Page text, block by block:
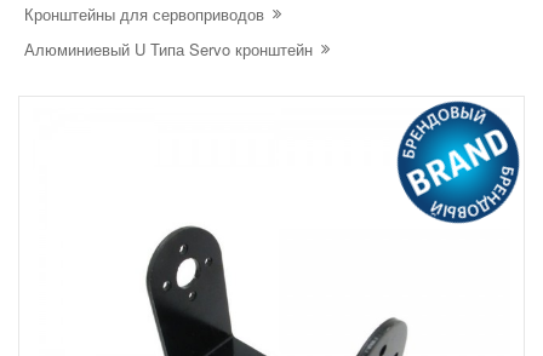
Кронштейны для сервоприводов
Алюминиевый U Типа Servo кронштейн